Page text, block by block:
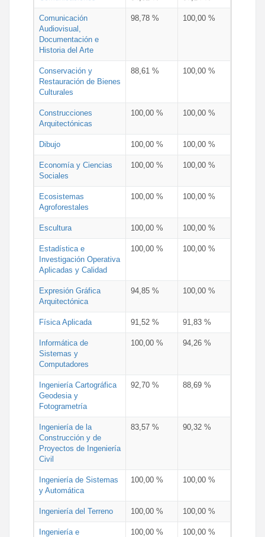
Comunicación
Audiovisual,
Documentación e
Historia del Arte
98,78 % 100,00 %
Conservación y
Restauración de Bienes
Culturales
88,61 % 100,00 %
Construcciones
Arquitectónicas
100,00 % 100,00 %
Dibujo 100,00 % 100,00 %
Economía y Ciencias
Sociales
100,00 % 100,00 %
Ecosistemas
Agroforestales
100,00 % 100,00 %
Escultura 100,00 % 100,00 %
Estadística e
Investigación Operativa
Aplicadas y Calidad
100,00 % 100,00 %
Expresión Gráfica
Arquitectónica
94,85 % 100,00 %
Física Aplicada 91,52 % 91,83 %
Informática de
Sistemas y
Computadores
100,00 % 94,26 %
Ingeniería Cartográfica
Geodesia y
Fotogrametría
92,70 % 88,69 %
Ingeniería de la
Construcción y de
Proyectos de Ingeniería
Civil
83,57 % 90,32 %
Ingeniería de Sistemas
y Automática
100,00 % 100,00 %
Ingeniería del Terreno 100,00 % 100,00 %
Ingeniería e
100,00 % 100,00 %